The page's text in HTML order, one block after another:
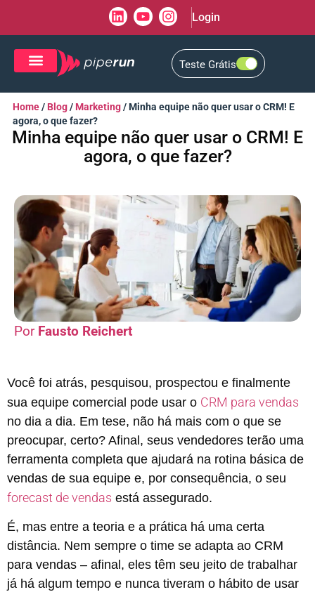
Login
Teste Grátis
Home/ Blog/ Marketing/Minha equipe não quer usar o CRM! E
agora, o que fazer?
Minha equipe não quer usar o CRM! E
agora, o que fazer?
Fausto Reichert
Você foi atrás, pesquisou, prospectou e finalmente
sua equipe comercial pode usar o CRM para vendas
no dia a dia. Em tese, não há mais com o que se
preocupar, certo? Afinal, seus vendedores terão uma
ferramenta completa que ajudará na rotina básica de
vendas de sua equipe e, por consequência, o seu
forecast de vendas está assegurado.
É, mas entre a teoria e a prática há uma certa
distância. Nem sempre o time se adapta ao CRM
para vendas – afinal, eles têm seu jeito de trabalhar
já há algum tempo e nunca tiveram o hábito de usar